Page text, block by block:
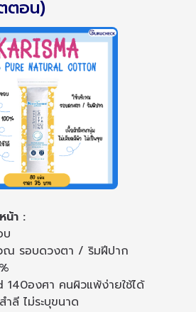
ตอน)
น้า :
บ
วณ รอบดวงตา / ริมฝีปาก
140องศา คนผิวแพ้ง่ายใช้ได้
ลี ไม่ระบุขนาด